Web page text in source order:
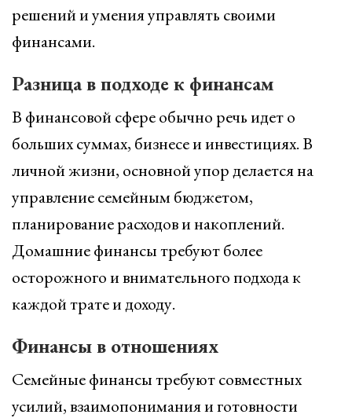
решений и умения управлять своими
финансами.
Разница в подходе к финансам
В финансовой сфере обычно речь идет о
больших суммах, бизнесе и инвестициях. В
личной жизни, основной упор делается на
управление семейным бюджетом,
планирование расходов и накоплений.
Домашние финансы требуют более
осторожного и внимательного подхода к
каждой трате и доходу.
Финансы в отношениях
Семейные финансы требуют совместных
усилий, взаимопонимания и готовности